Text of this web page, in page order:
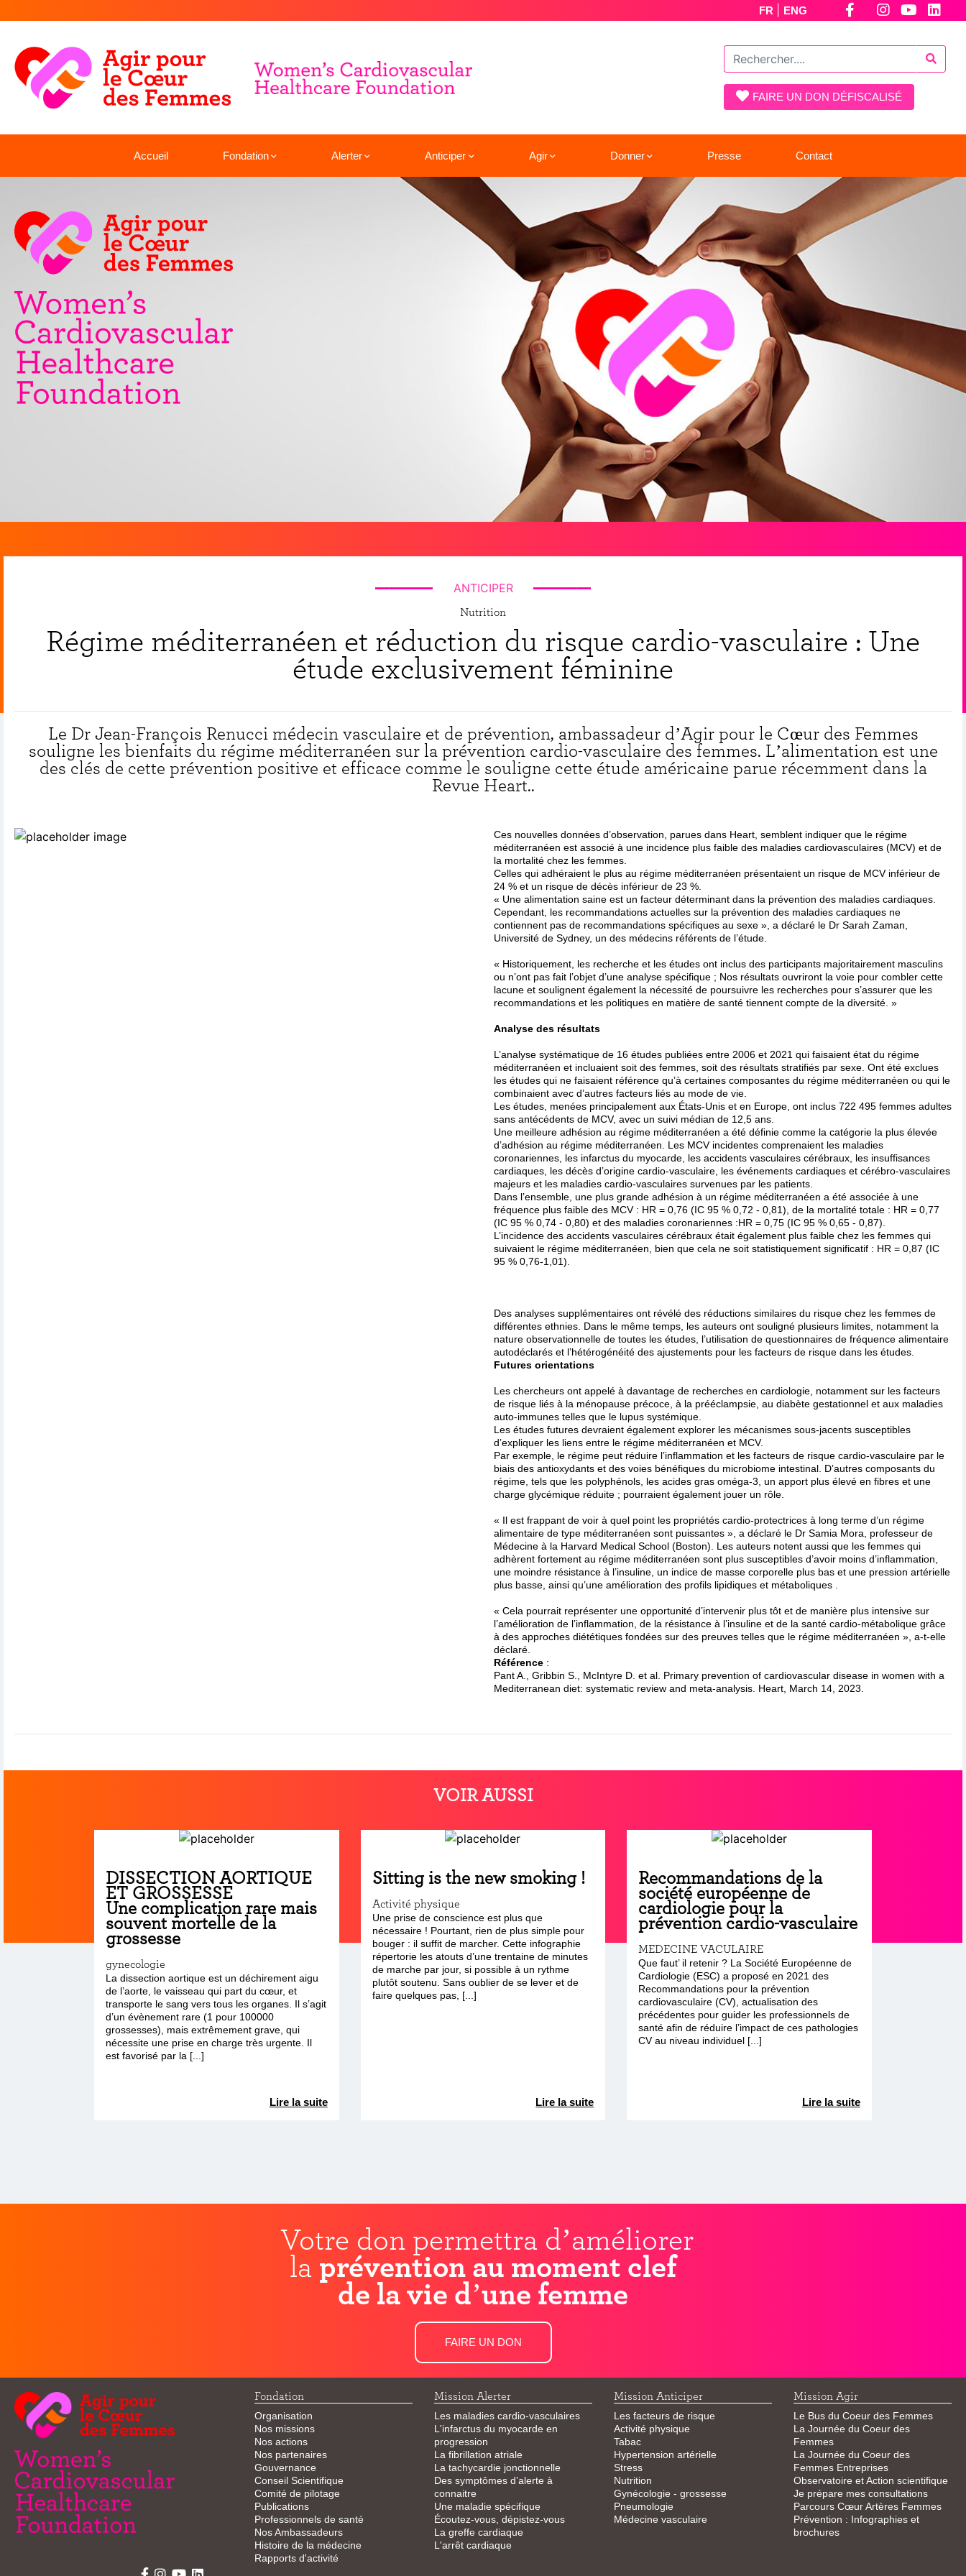
FR ENG
FAIRE UN DON DÉFISCALISÉ
Accueil Fondation Alerter Anticiper Agir Donner Presse Contact
ANTICIPER
Nutrition
Régime méditerranéen et réduction du risque cardio-vasculaire : Une
étude exclusivement féminine
Le Dr Jean-François Renucci médecin vasculaire et de prévention, ambassadeur d’Agir pour le Cœur des Femmes
souligne les bienfaits du régime méditerranéen sur la prévention cardio-vasculaire des femmes. L’alimentation est une
des clés de cette prévention positive et efficace comme le souligne cette étude américaine parue récemment dans la
Revue Heart..
Ces nouvelles données d’observation, parues dans Heart, semblent indiquer que le régime
méditerranéen est associé à une incidence plus faible des maladies cardiovasculaires (MCV) et de
la mortalité chez les femmes.
Celles qui adhéraient le plus au régime méditerranéen présentaient un risque de MCV inférieur de
24 % et un risque de décès inférieur de 23 %.
« Une alimentation saine est un facteur déterminant dans la prévention des maladies cardiaques.
Cependant, les recommandations actuelles sur la prévention des maladies cardiaques ne
contiennent pas de recommandations spécifiques au sexe », a déclaré le Dr Sarah Zaman,
Université de Sydney, un des médecins référents de l’étude.
« Historiquement, les recherche et les études ont inclus des participants majoritairement masculins
ou n’ont pas fait l’objet d’une analyse spécifique ; Nos résultats ouvriront la voie pour combler cette
lacune et soulignent également la nécessité de poursuivre les recherches pour s’assurer que les
recommandations et les politiques en matière de santé tiennent compte de la diversité. »
Analyse des résultats
L’analyse systématique de 16 études publiées entre 2006 et 2021 qui faisaient état du régime
méditerranéen et incluaient soit des femmes, soit des résultats stratifiés par sexe. Ont été exclues
les études qui ne faisaient référence qu’à certaines composantes du régime méditerranéen ou qui le
combinaient avec d’autres facteurs liés au mode de vie.
Les études, menées principalement aux États-Unis et en Europe, ont inclus 722 495 femmes adultes
sans antécédents de MCV, avec un suivi médian de 12,5 ans.
Une meilleure adhésion au régime méditerranéen a été définie comme la catégorie la plus élevée
d’adhésion au régime méditerranéen. Les MCV incidentes comprenaient les maladies
coronariennes, les infarctus du myocarde, les accidents vasculaires cérébraux, les insuffisances
cardiaques, les décès d’origine cardio-vasculaire, les événements cardiaques et cérébro-vasculaires
majeurs et les maladies cardio-vasculaires survenues par les patients.
Dans l’ensemble, une plus grande adhésion à un régime méditerranéen a été associée à une
fréquence plus faible des MCV : HR = 0,76 (IC 95 % 0,72 - 0,81), de la mortalité totale : HR = 0,77
(IC 95 % 0,74 - 0,80) et des maladies coronariennes :HR = 0,75 (IC 95 % 0,65 - 0,87).
L’incidence des accidents vasculaires cérébraux était également plus faible chez les femmes qui
suivaient le régime méditerranéen, bien que cela ne soit statistiquement significatif : HR = 0,87 (IC
95 % 0,76-1,01).
Des analyses supplémentaires ont révélé des réductions similaires du risque chez les femmes de
différentes ethnies. Dans le même temps, les auteurs ont souligné plusieurs limites, notamment la
nature observationnelle de toutes les études, l’utilisation de questionnaires de fréquence alimentaire
autodéclarés et l’hétérogénéité des ajustements pour les facteurs de risque dans les études.
Futures orientations
Les chercheurs ont appelé à davantage de recherches en cardiologie, notamment sur les facteurs
de risque liés à la ménopause précoce, à la prééclampsie, au diabète gestationnel et aux maladies
auto-immunes telles que le lupus systémique.
Les études futures devraient également explorer les mécanismes sous-jacents susceptibles
d’expliquer les liens entre le régime méditerranéen et MCV.
Par exemple, le régime peut réduire l’inflammation et les facteurs de risque cardio-vasculaire par le
biais des antioxydants et des voies bénéfiques du microbiome intestinal. D’autres composants du
régime, tels que les polyphénols, les acides gras oméga-3, un apport plus élevé en fibres et une
charge glycémique réduite ; pourraient également jouer un rôle.
« Il est frappant de voir à quel point les propriétés cardio-protectrices à long terme d’un régime
alimentaire de type méditerranéen sont puissantes », a déclaré le Dr Samia Mora, professeur de
Médecine à la Harvard Medical School (Boston). Les auteurs notent aussi que les femmes qui
adhèrent fortement au régime méditerranéen sont plus susceptibles d’avoir moins d’inflammation,
une moindre résistance à l’insuline, un indice de masse corporelle plus bas et une pression artérielle
plus basse, ainsi qu’une amélioration des profils lipidiques et métaboliques .
« Cela pourrait représenter une opportunité d’intervenir plus tôt et de manière plus intensive sur
l’amélioration de l’inflammation, de la résistance à l’insuline et de la santé cardio-métabolique grâce
à des approches diététiques fondées sur des preuves telles que le régime méditerranéen », a-t-elle
déclaré.
Référence :
Pant A., Gribbin S., McIntyre D. et al. Primary prevention of cardiovascular disease in women with a
Mediterranean diet: systematic review and meta-analysis. Heart, March 14, 2023.
VOIR AUSSI
DISSECTION AORTIQUE
ET GROSSESSE
Une complication rare mais
souvent mortelle de la
grossesse
gynecologie
La dissection aortique est un déchirement aigu
de l’aorte, le vaisseau qui part du cœur, et
transporte le sang vers tous les organes. Il s’agit
d’un évènement rare (1 pour 100000
grossesses), mais extrêmement grave, qui
nécessite une prise en charge très urgente. Il
est favorisé par la [...]
Lire la suite
Sitting is the new smoking !
Activité physique
Une prise de conscience est plus que
nécessaire ! Pourtant, rien de plus simple pour
bouger : il suffit de marcher. Cette infographie
répertorie les atouts d’une trentaine de minutes
de marche par jour, si possible à un rythme
plutôt soutenu. Sans oublier de se lever et de
faire quelques pas, [...]
Lire la suite
Recommandations de la
société européenne de
cardiologie pour la
prévention cardio-vasculaire
MEDECINE VACULAIRE
Que faut’ il retenir ? La Société Européenne de
Cardiologie (ESC) a proposé en 2021 des
Recommandations pour la prévention
cardiovasculaire (CV), actualisation des
précédentes pour guider les professionnels de
santé afin de réduire l’impact de ces pathologies
CV au niveau individuel [...]
Lire la suite
Votre don permettra d’améliorer
la prévention au moment clef
de la vie d’une femme
FAIRE UN DON
Fondation
Organisation
Nos missions
Nos actions
Nos partenaires
Gouvernance
Conseil Scientifique
Comité de pilotage
Publications
Professionnels de santé
Nos Ambassadeurs
Histoire de la médecine
Rapports d'activité
Mission Alerter
Les maladies cardio-vasculaires
L'infarctus du myocarde en
progression
La fibrillation atriale
La tachycardie jonctionnelle
Des symptômes d’alerte à
connaitre
Une maladie spécifique
Écoutez-vous, dépistez-vous
La greffe cardiaque
L'arrêt cardiaque
Mission Anticiper
Les facteurs de risque
Activité physique
Tabac
Hypertension artérielle
Stress
Nutrition
Gynécologie - grossesse
Pneumologie
Médecine vasculaire
Mission Agir
Le Bus du Coeur des Femmes
La Journée du Coeur des
Femmes
La Journée du Coeur des
Femmes Entreprises
Observatoire et Action scientifique
Je prépare mes consultations
Parcours Cœur Artères Femmes
Prévention : Infographies et
brochures